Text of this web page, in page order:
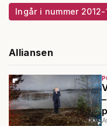
Ingår i nummer 2012-
Alliansen